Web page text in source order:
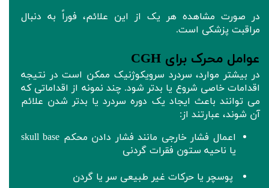
در صورت مشاهده هر یک از این علائم، فوراً به دنبال
مراقبت پزشکی است.
عوامل محرک برای CGH
در بیشتر موارد، سردرد سرویکوژنیک ممکن است در نتیجه
اقدامات خاصی شروع یا بدتر شود. چند نمونه از اقداماتی که
می توانند باعث ایجاد یک دوره سردرد یا بدتر شدن علائم
آن شوند، عبارتند از:
اعمال فشار خارجی مانند فشار دادن محکم skull base
یا ناحیه ستون فقرات گردنی
پوسچر یا حرکات غیر طبیعی سر یا گردن